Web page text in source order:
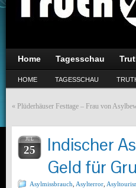
Home Tagesschau
HOME TAGESSCHAU
« Plüderhäuser Festtage – Frau von
JUL
25
Indischer
Geld für
Asylmissbrauch Asylterror